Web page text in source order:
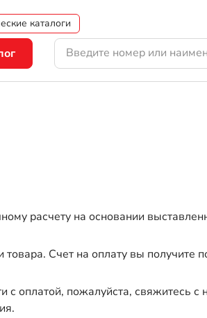
каталоги
расчету на основании
товара. Счет на оплату вы
с оплатой, пожалуйста, свяжитесь